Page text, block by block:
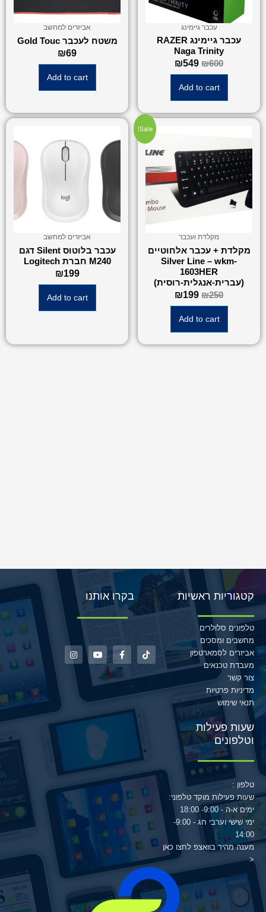
עכבר גיימינג
עכבר גיימינג RAZER
Naga Trinity
₪600
₪549
Add to cart
אביזרים למחשב
משטח לעכבר Gold Touc
₪69
Add to cart
Sale!
מקלדת ועכבר
מקלדת + עכבר אלחוטיים
Silver Line – wkm-
1603HER
(עברית-אנגלית-רוסית)
₪250
₪199
Add to cart
אביזרים למחשב
עכבר בלוטוס Silent דגם
M240 חברת Logitech
₪199
Add to cart
קטגוריות ראשיות
טלפונים סלולרים
מחשבים ומסכים
אביזרים לסמארטפון
מעבדת טכנאים
צור קשר
מדיניות פרטיות
תנאי שימוש
שעות פעילות
וטלפונים
טלפון :
שעות פעילות מוקד טלפוני:
ימים א-ה - 9:00- 18:00
ימי שישי וערבי חג - 9:00-
14:00
מענה מהיר בוואצפ לחצו כאן
<
בקרו אותנו